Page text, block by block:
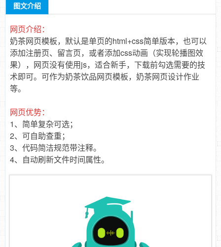
图文介绍
网页介绍：
奶茶网页模板，默认是单页的html+css简单版本， 也可以
添加注册页、留言页，或者添加css动画（实现轮播图效
果），网页没有使用js，适合新手，下载前勾选需要的技
术即可。 可作为奶茶饮品网页模板，奶茶网页设计作业
等。
网页优势：
1、简单复杂可选；
2、可自助查重；
3、代码简洁规范带注释。
4、自动刷新文件时间属性。